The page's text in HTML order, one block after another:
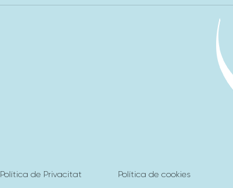
Política de Privacitat Política de cookies